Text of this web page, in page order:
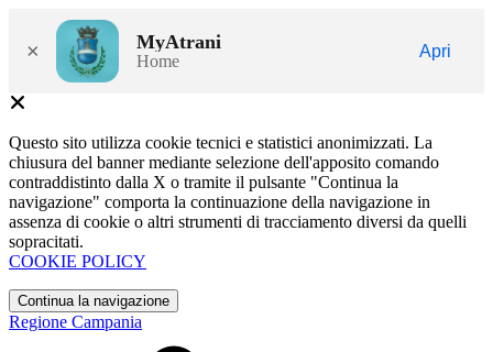
× MyAtrani
Home
Apri
Questo sito utilizza cookie tecnici e statistici anonimizzati. La
chiusura del banner mediante selezione dell'apposito comando
contraddistinto dalla X o tramite il pulsante "Continua la
navigazione" comporta la continuazione della navigazione in
assenza di cookie o altri strumenti di tracciamento diversi da quelli
sopracitati.
COOKIE POLICY
Continua la navigazione
Regione Campania